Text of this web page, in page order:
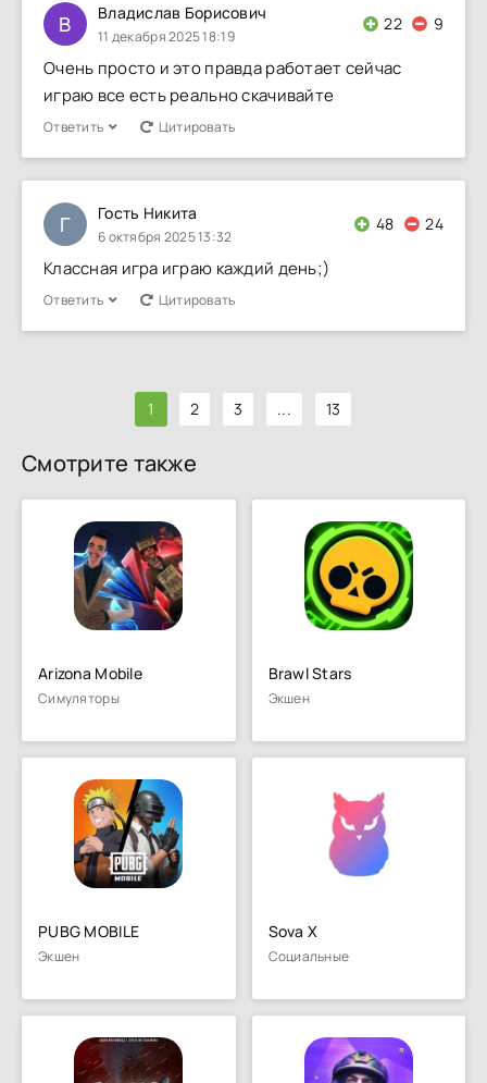
В Владислав Борисович
11 декабря 2025 18:19
22 9
Очень просто и это правда работает сейчас
играю все есть реально скачивайте
Ответить Цитировать
Г Гость Никита
6 октября 2025 13:32
48 24
Классная игра играю каждий день;)
Ответить Цитировать
1 2 3 ... 13
Смотрите также
Arizona Mobile
Симуляторы
Brawl Stars
Экшен
PUBG MOBILE
Экшен
Sova X
Социальные